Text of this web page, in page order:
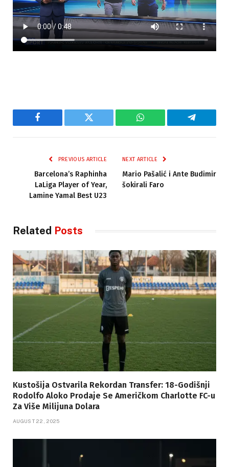
Facebook Twitter WhatsApp Telegram
PREVIOUS ARTICLE
Barcelona’s Raphinha
LaLiga Player of Year,
Lamine Yamal Best U23
NEXT ARTICLE
Mario Pašalić i Ante Budimir
šokirali Faro
Related Posts
Kustošija Ostvarila Rekordan Transfer: 18-Godišnji
Rodolfo Aloko Prodaje Se Američkom Charlotte FC-u
Za Više Milijuna Dolara
AUGUST 22, 2025